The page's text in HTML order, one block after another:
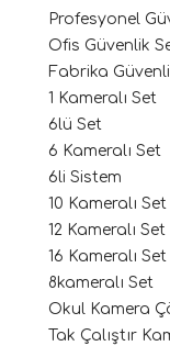
Profesyonel
Ofis Güvenlik
Fabrika
1 Kameralı Set
6lü Set
6 Kameralı Set
6li Sistem
10 Kameralı Set
12 Kameralı Set
16 Kameralı Set
8kameralı Set
Okul Kamera
Tak Çalıştır